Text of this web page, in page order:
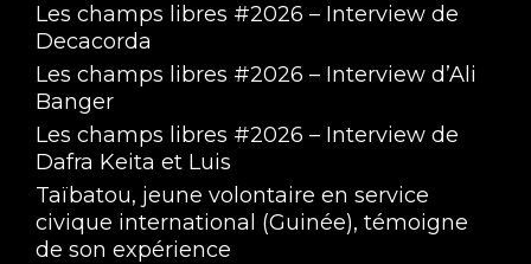
Les champs libres #2026 – Interview de
Decacorda
Les champs libres #2026 – Interview d’Ali
Banger
Les champs libres #2026 – Interview de
Dafra Keita et Luis
Taïbatou, jeune volontaire en service
civique international (Guinée), témoigne
de son expérience